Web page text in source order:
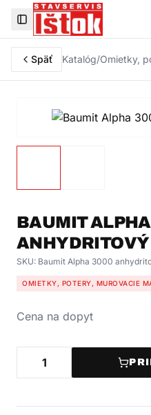
Toggle Sidebar
Späť Katalóg/Omietky,
BAUMIT
ANHYDRITOVÝ
SKU: Baumit Alpha 3000
OMIETKY, POTERY, MUROVACIE
Cena na dopyt